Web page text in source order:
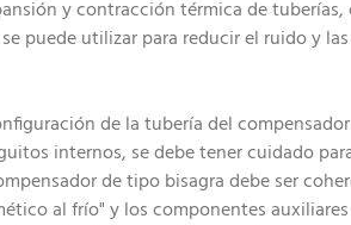
y contracción térmica de
puede utilizar para reducir el ruido y
de la tubería del
internos, se debe tener cuidado
de tipo bisagra debe ser
al frío" y los componentes